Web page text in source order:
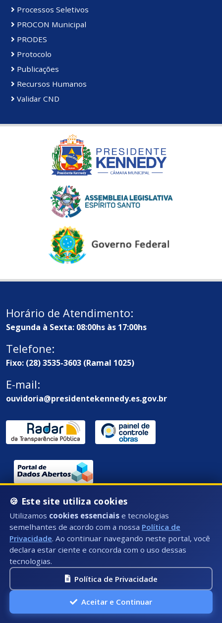
Processos Seletivos
PROCON Municipal
PRODES
Protocolo
Publicações
Recursos Humanos
Validar CND
Horário de Atendimento:
Segunda à Sexta: 08:00hs às 17:00hs
Telefone:
Fixo: (28) 3535-3603 (Ramal 1025)
E-mail:
ouvidoria@presidentekennedy.es.gov.br
Endereço / Ouvidoria:
Rua Átila Vivaqua, Nº 79 - Centro, Presidente
Kennedy - ES, CEP: 29350-000
🍪 Este site utiliza cookies
Utilizamos cookies essenciais e tecnologias
semelhantes de acordo com a nossa Política de
Privacidade. Ao continuar navegando neste portal, você
declara estar ciente e concorda com o uso dessas
tecnologias.
Política de Privacidade
Aceitar e Continuar